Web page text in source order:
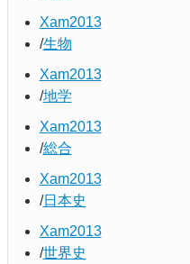
Xam2013
生物
Xam2013
地学
Xam2013
総合
Xam2013
日本史
Xam2013
世界史